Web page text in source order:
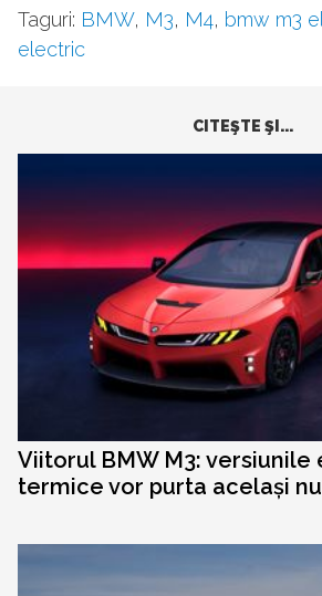
Taguri: BMW, M3, M4, bmw m3
electric
CITEŞTE ŞI...
Viitorul BMW M3:
termice vor purta același